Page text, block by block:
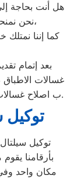
هل أنت بحاجة
نحن نمنحك خدمة الصيانة الفورية التي ترغب بها،
بعد إتمام
غسالات الاطباق
ب اصلاح غسالات اطباق سيلتال دون سحب الجهاز إلى الوكلاء.
توكيل
توكيل
بأرقامنا
مكان واحد